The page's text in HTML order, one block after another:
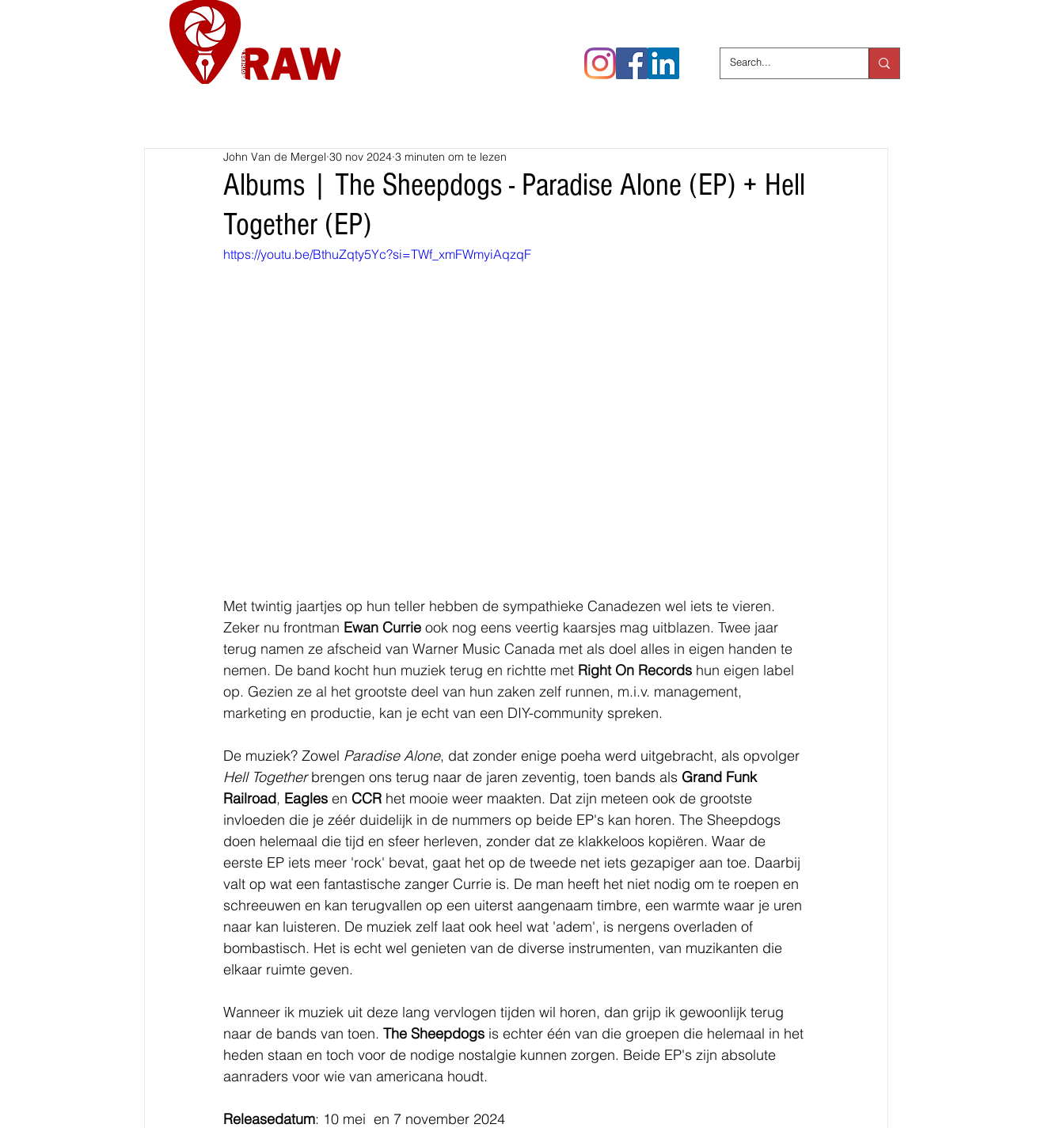
Albums | The Sheepdogs - Paradise Alone (EP) + Hell
Together (EP)
John Van de Mergel 30 nov 2024 3 minuten om te lezen
https://youtu.be/BthuZqty5Yc?si=TWf_xmFWmyiAqzqF
Met twintig jaartjes op hun teller hebben de sympathieke Canadezen wel iets te vieren.
Zeker nu frontman Ewan Currie ook nog eens veertig kaarsjes mag uitblazen. Twee jaar
terug namen ze afscheid van Warner Music Canada met als doel alles in eigen handen te
nemen. De band kocht hun muziek terug en richtte met Right On Records hun eigen label
op. Gezien ze al het grootste deel van hun zaken zelf runnen, m.i.v. management,
marketing en productie, kan je echt van een DIY-community spreken.
De muziek? Zowel Paradise Alone, dat zonder enige poeha werd uitgebracht, als opvolger
Hell Together brengen ons terug naar de jaren zeventig, toen bands als Grand Funk
Railroad, Eagles en CCR het mooie weer maakten. Dat zijn meteen ook de grootste
invloeden die je zéér duidelijk in de nummers op beide EP's kan horen. The Sheepdogs
doen helemaal die tijd en sfeer herleven, zonder dat ze klakkeloos kopiëren. Waar de
eerste EP iets meer 'rock' bevat, gaat het op de tweede net iets gezapiger aan toe. Daarbij
valt op wat een fantastische zanger Currie is. De man heeft het niet nodig om te roepen en
schreeuwen en kan terugvallen op een uiterst aangenaam timbre, een warmte waar je uren
naar kan luisteren. De muziek zelf laat ook heel wat 'adem', is nergens overladen of
bombastisch. Het is echt wel genieten van de diverse instrumenten, van muzikanten die
elkaar ruimte geven.
Wanneer ik muziek uit deze lang vervlogen tijden wil horen, dan grijp ik gewoonlijk terug
naar de bands van toen. The Sheepdogs is echter één van die groepen die helemaal in het
heden staan en toch voor de nodige nostalgie kunnen zorgen. Beide EP's zijn absolute
aanraders voor wie van americana houdt.
Releasedatum: 10 mei  en 7 november 2024